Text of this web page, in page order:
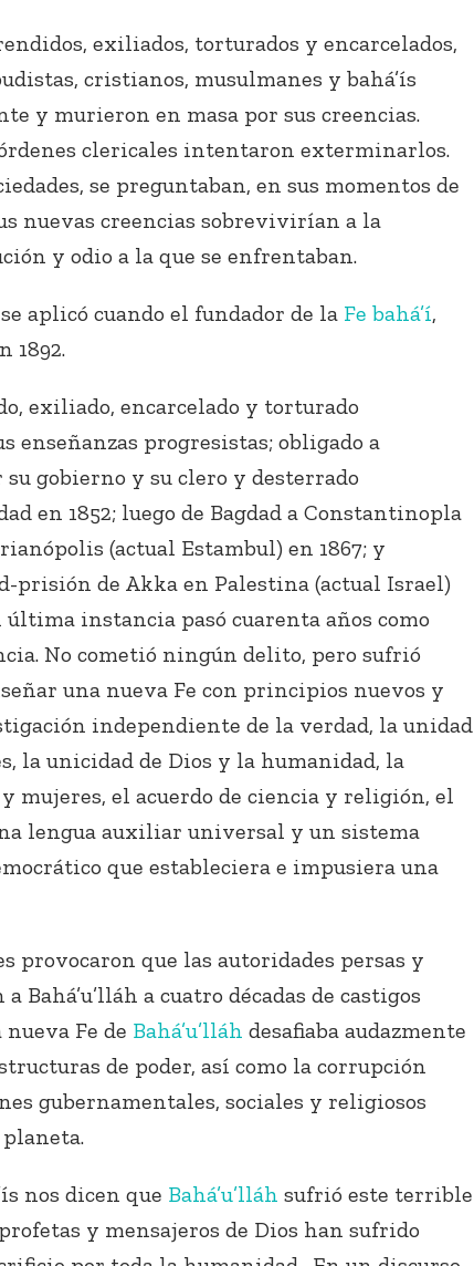
exiliados, torturados y encarcelados,
cristianos, musulmanes y bahá’ís
y murieron en masa por sus creencias.
clericales intentaron exterminarlos.
se preguntaban, en sus momentos de
nuevas creencias sobrevivirían a la
y odio a la que se enfrentaban.
aplicó cuando el fundador de la Fe bahá’í,
1892.
exiliado, encarcelado y torturado
enseñanzas progresistas; obligado a
gobierno y su clero y desterrado
en 1852; luego de Bagdad a Constantinopla
(actual Estambul) en 1867; y
prisión de Akka en Palestina (actual Israel)
última instancia pasó cuarenta años como
No cometió ningún delito, pero sufrió
una nueva Fe con principios nuevos y
independiente de la verdad, la unidad
la unicidad de Dios y la humanidad, la
mujeres, el acuerdo de ciencia y religión, el
lengua auxiliar universal y un sistema
que estableciera e impusiera una
provocaron que las autoridades persas y
Bahá’u’lláh a cuatro décadas de castigos
Fe de Bahá’u’lláh desafiaba audazmente
de poder, así como la corrupción
gubernamentales, sociales y religiosos
nos dicen que Bahá’u’lláh sufrió este terrible
y mensajeros de Dios han sufrido